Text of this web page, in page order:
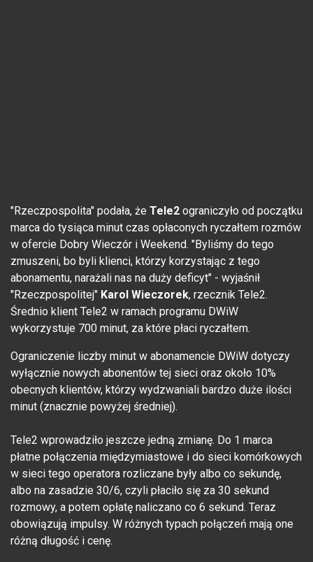
"Rzeczpospolita" podała, że Tele2 ograniczyło od początku
marca do tysiąca minut czas opłaconych ryczałtem rozmów
w ofercie Dobry Wieczór i Weekend. "Byliśmy do tego
zmuszeni, bo byli klienci, którzy korzystając z tego
abonamentu, narażali nas na duży deficyt" - wyjaśnił
"Rzeczpospolitej" Karol Wieczorek, rzecznik Tele2.
Średnio klient Tele2 w ramach programu DWiW
wykorzystuje 700 minut, za które płaci ryczałtem.
Ograniczenie liczby minut w abonamencie DWiW dotyczy
wyłącznie nowych abonentów tej sieci oraz około 10%
obecnych klientów, którzy wydzwaniali bardzo duże ilości
minut (znacznie powyżej średniej).
Tele2 wprowadziło jeszcze jedną zmianę. Do 1 marca
płatne połączenia międzymiastowe i do sieci komórkowych
w sieci tego operatora rozliczane były albo co sekundę,
albo na zasadzie 30/6, czyli płaciło się za 30 sekund
rozmowy, a potem opłatę naliczano co 6 sekund. Teraz
obowiązują impulsy. W różnych typach połączeń mają one
różną długość i cenę.